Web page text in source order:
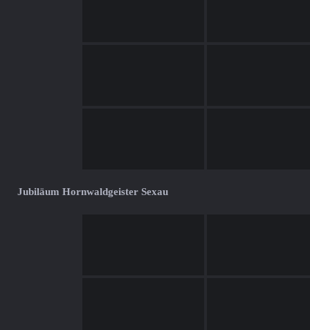
Jubiläum Hornwaldgeister Sexau